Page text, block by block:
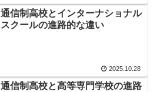
通信制高校とインターナショナル
スクールの進路的な違い
2025.10.28
通信制高校と高等専門学校の進路